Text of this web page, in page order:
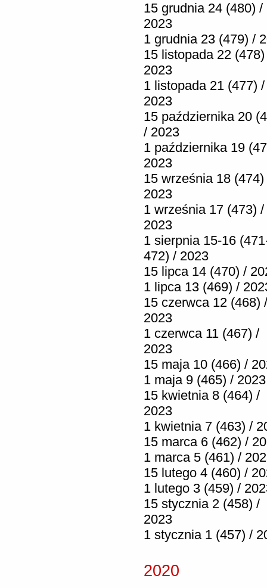
15 grudnia 24 (480) /
2023
1 grudnia 23 (479) /
15 listopada 22
2023
1 listopada 21 (477) /
2023
15 października 20
/ 2023
1 października 19
2023
15 września 18 (474)
2023
1 września 17 (473) /
2023
1 sierpnia 15-16
472) / 2023
15 lipca 14 (470) /
1 lipca 13 (469) /
15 czerwca 12 (468) /
2023
1 czerwca 11 (467) /
2023
15 maja 10 (466) /
1 maja 9 (465) / 2023
15 kwietnia 8 (464) /
2023
1 kwietnia 7 (463) /
15 marca 6 (462) /
1 marca 5 (461) /
15 lutego 4 (460) /
1 lutego 3 (459) /
15 stycznia 2 (458) /
2023
1 stycznia 1 (457) /
2020